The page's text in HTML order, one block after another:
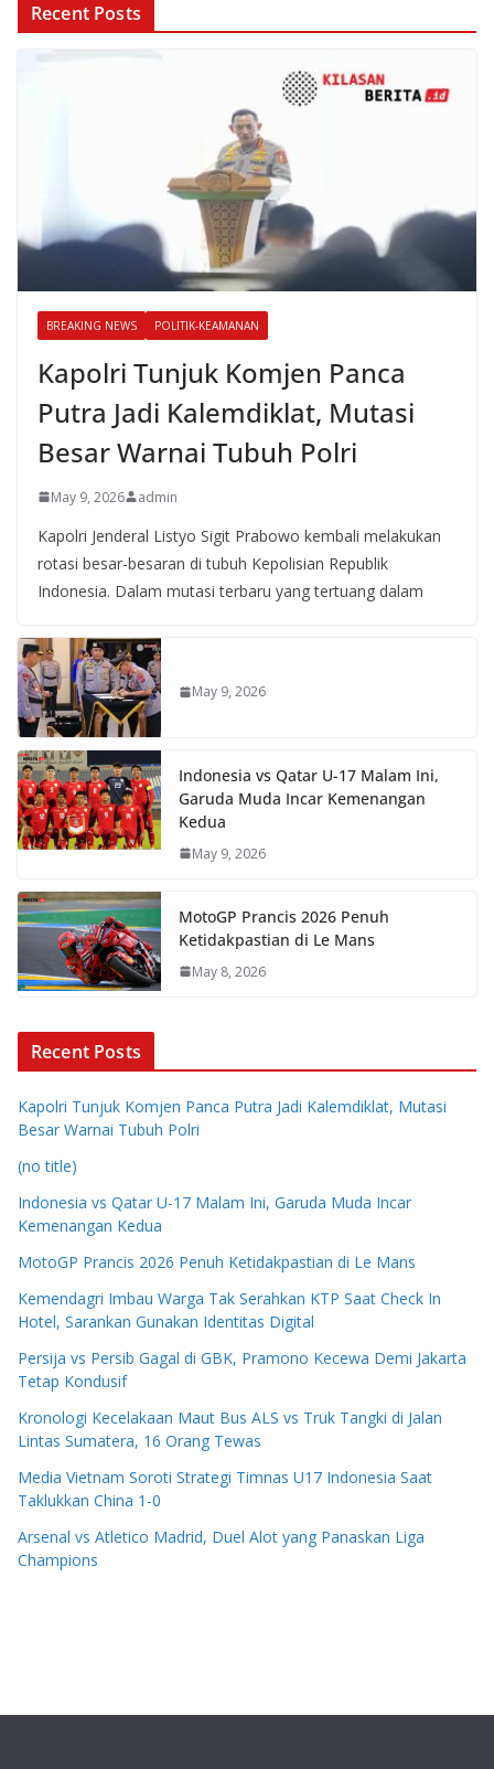
Recent Posts
BREAKING NEWS POLITIK-KEAMANAN
Kapolri Tunjuk Komjen Panca
Putra Jadi Kalemdiklat, Mutasi
Besar Warnai Tubuh Polri
May 9, 2026 admin
Kapolri Jenderal Listyo Sigit Prabowo kembali melakukan
rotasi besar-besaran di tubuh Kepolisian Republik
Indonesia. Dalam mutasi terbaru yang tertuang dalam
May 9, 2026
Indonesia vs Qatar U-17 Malam Ini,
Garuda Muda Incar Kemenangan
Kedua
May 9, 2026
MotoGP Prancis 2026 Penuh
Ketidakpastian di Le Mans
May 8, 2026
Recent Posts
Kapolri Tunjuk Komjen Panca Putra Jadi Kalemdiklat, Mutasi
Besar Warnai Tubuh Polri
(no title)
Indonesia vs Qatar U-17 Malam Ini, Garuda Muda Incar
Kemenangan Kedua
MotoGP Prancis 2026 Penuh Ketidakpastian di Le Mans
Kemendagri Imbau Warga Tak Serahkan KTP Saat Check In
Hotel, Sarankan Gunakan Identitas Digital
Persija vs Persib Gagal di GBK, Pramono Kecewa Demi Jakarta
Tetap Kondusif
Kronologi Kecelakaan Maut Bus ALS vs Truk Tangki di Jalan
Lintas Sumatera, 16 Orang Tewas
Media Vietnam Soroti Strategi Timnas U17 Indonesia Saat
Taklukkan China 1-0
Arsenal vs Atletico Madrid, Duel Alot yang Panaskan Liga
Champions